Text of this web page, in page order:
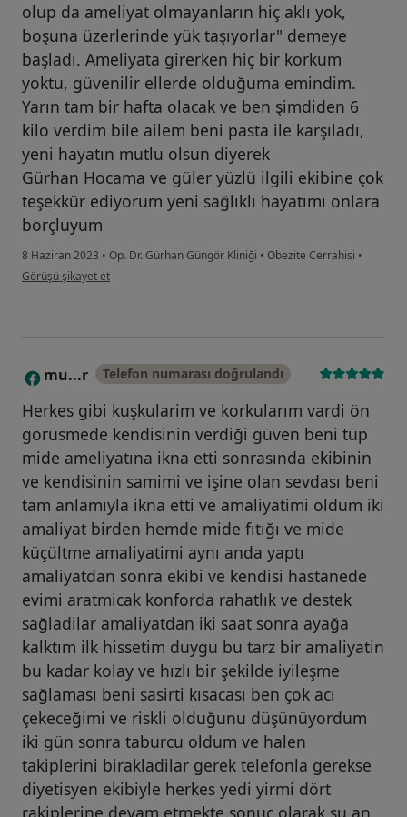
olup da ameliyat olmayanların hiç aklı yok,
boşuna üzerlerinde yük taşıyorlar" demeye
başladı. Ameliyata girerken hiç bir korkum
yoktu, güvenilir ellerde olduğuma emindim.
Yarın tam bir hafta olacak ve ben şimdiden 6
kilo verdim bile ailem beni pasta ile karşıladı,
yeni hayatın mutlu olsun diyerek
Gürhan Hocama ve güler yüzlü ilgili ekibine çok
teşekkür ediyorum yeni sağlıklı hayatımı onlara
borçluyum
8 Haziran 2023 • Op. Dr. Gürhan Güngör Kliniği • Obezite Cerrahisi •
kullanıcının görüşüne göre m.....
Görüşü şikayet et
M mu...r Telefon numarası doğrulandı
Herkes gibi kuşkularim ve korkularım vardi ön
görüsmede kendisinin verdiği güven beni tüp
mide ameliyatına ikna etti sonrasında ekibinin
ve kendisinin samimi ve işine olan sevdası beni
tam anlamıyla ikna etti ve amaliyatimi oldum iki
amaliyat birden hemde mide fıtığı ve mide
küçültme amaliyatimi aynı anda yaptı
amaliyatdan sonra ekibi ve kendisi hastanede
evimi aratmicak konforda rahatlık ve destek
sağladilar amaliyatdan iki saat sonra ayağa
kalktım ilk hissetim duygu bu tarz bir amaliyatin
bu kadar kolay ve hızlı bir şekilde iyileşme
sağlaması beni sasirti kısacası ben çok acı
çekeceğimi ve riskli olduğunu düşünüyordum
iki gün sonra taburcu oldum ve halen
takiplerini birakladilar gerek telefonla gerekse
diyetisyen ekibiyle herkes yedi yirmi dört
rakiplerine devam etmekte sonuç olarak şu an